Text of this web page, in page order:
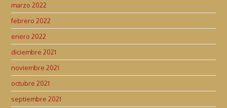
marzo 2022
febrero 2022
enero 2022
diciembre 2021
noviembre 2021
octubre 2021
septiembre 2021